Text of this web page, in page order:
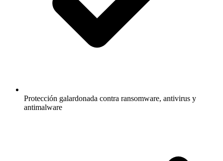
Protección galardonada contra ransomware, antivirus y
antimalware